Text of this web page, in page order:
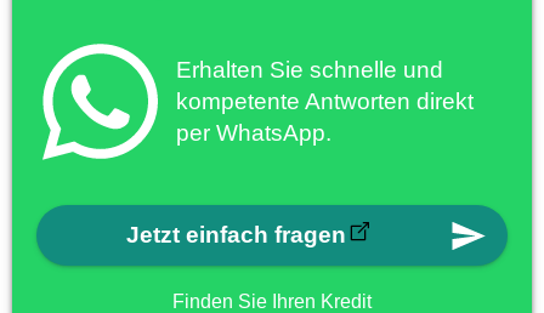
Erhalten Sie schnelle und
kompetente Antworten direkt
per WhatsApp.
Jetzt einfach fragen
Finden Sie Ihren Kredit